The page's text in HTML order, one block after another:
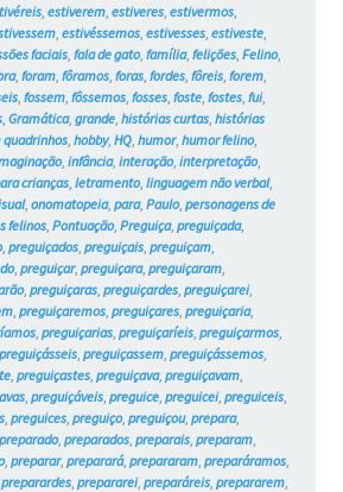
, estiverem, estiveres, estivermos,
, estivéssemos, estivesses, estiveste,
faciais, fala de gato, família, felições, Felino,
, foram, fôramos, foras, fordes, fôreis, forem,
, fossem, fôssemos, fosses, foste, fostes, fui,
, Gramática, grande, histórias curtas, histórias
, hobby, HQ, humor, humor felino,
, infância, interação, interpretação,
crianças, letramento, linguagem não verbal,
, onomatopeia, para, Paulo, personagens de
felinos, Pontuação, Preguiça, preguiçada,
, preguiçados, preguiçais, preguiçam,
, preguiçar, preguiçara, preguiçaram,
, preguiçaras, preguiçardes, preguiçarei,
, preguiçaremos, preguiçares, preguiçaria,
, preguiçarias, preguiçaríeis, preguiçarmos,
preguiçásseis, preguiçassem, preguiçássemos,
, preguiçastes, preguiçava, preguiçavam,
, preguiçáveis, preguice, preguicei, preguiceis,
, preguices, preguiço, preguiçou, prepara,
preparado, preparados, preparais, preparam,
, preparar, preparará, prepararam, preparáramos,
preparardes, prepararei, preparáreis, prepararem,